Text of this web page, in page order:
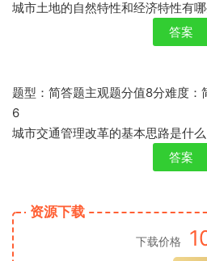
城市土地的自然特性和经济特性有哪
答案
题型：简答题主观题分值8分难度：
6
城市交通管理改革的基本思路是什么
答案
资源下载
下载价格